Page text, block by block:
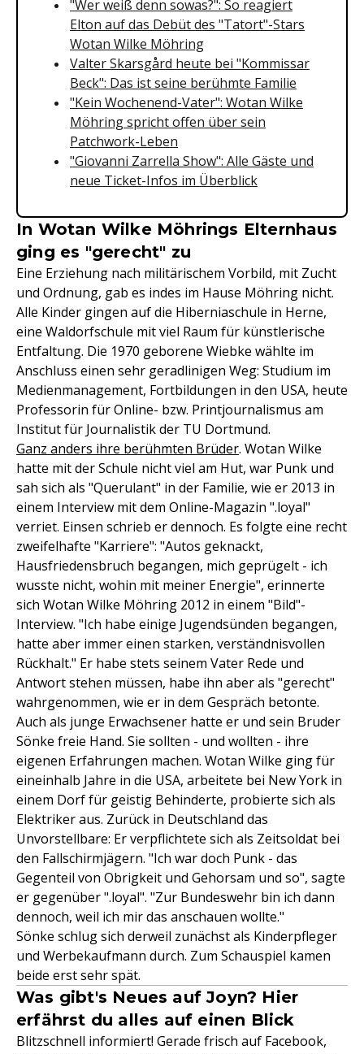
"Wer weiß denn sowas?": So reagiert
Elton auf das Debüt des "Tatort"-Stars
Wotan Wilke Möhring
Valter Skarsgård heute bei "Kommissar
Beck": Das ist seine berühmte Familie
"Kein Wochenend-Vater": Wotan Wilke
Möhring spricht offen über sein
Patchwork-Leben
"Giovanni Zarrella Show": Alle Gäste und
neue Ticket-Infos im Überblick
In Wotan Wilke Möhrings Elternhaus
ging es "gerecht" zu
Eine Erziehung nach militärischem Vorbild, mit Zucht
und Ordnung, gab es indes im Hause Möhring nicht.
Alle Kinder gingen auf die Hiberniaschule in Herne,
eine Waldorfschule mit viel Raum für künstlerische
Entfaltung. Die 1970 geborene Wiebke wählte im
Anschluss einen sehr geradlinigen Weg: Studium im
Medienmanagement, Fortbildungen in den USA, heute
Professorin für Online- bzw. Printjournalismus am
Institut für Journalistik der TU Dortmund.
Ganz anders ihre berühmten Brüder. Wotan Wilke
hatte mit der Schule nicht viel am Hut, war Punk und
sah sich als "Querulant" in der Familie, wie er 2013 in
einem Interview mit dem Online-Magazin ".loyal"
verriet. Einsen schrieb er dennoch. Es folgte eine recht
zweifelhafte "Karriere": "Autos geknackt,
Hausfriedensbruch begangen, mich geprügelt - ich
wusste nicht, wohin mit meiner Energie", erinnerte
sich Wotan Wilke Möhring 2012 in einem "Bild"-
Interview. "Ich habe einige Jugendsünden begangen,
hatte aber immer einen starken, verständnisvollen
Rückhalt." Er habe stets seinem Vater Rede und
Antwort stehen müssen, habe ihn aber als "gerecht"
wahrgenommen, wie er in dem Gespräch betonte.
Auch als junge Erwachsener hatte er und sein Bruder
Sönke freie Hand. Sie sollten - und wollten - ihre
eigenen Erfahrungen machen. Wotan Wilke ging für
eineinhalb Jahre in die USA, arbeitete bei New York in
einem Dorf für geistig Behinderte, probierte sich als
Elektriker aus. Zurück in Deutschland das
Unvorstellbare: Er verpflichtete sich als Zeitsoldat bei
den Fallschirmjägern. "Ich war doch Punk - das
Gegenteil von Obrigkeit und Gehorsam und so", sagte
er gegenüber ".loyal". "Zur Bundeswehr bin ich dann
dennoch, weil ich mir das anschauen wollte."
Sönke schlug sich derweil zunächst als Kinderpfleger
und Werbekaufmann durch. Zum Schauspiel kamen
beide erst sehr spät.
Was gibt's Neues auf Joyn? Hier
erfährst du alles auf einen Blick
Blitzschnell informiert! Gerade frisch auf Facebook,